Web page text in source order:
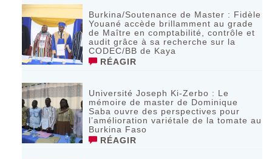
Burkina/Soutenance de Master : Fidèle
Youané accède brillamment au grade
de Maître en comptabilité, contrôle et
audit grâce à sa recherche sur la
CODEC/BB de Kaya
RÉAGIR
Université Joseph Ki-Zerbo : Le
mémoire de master de Dominique
Saba ouvre des perspectives pour
l’amélioration variétale de la tomate au
Burkina Faso
RÉAGIR